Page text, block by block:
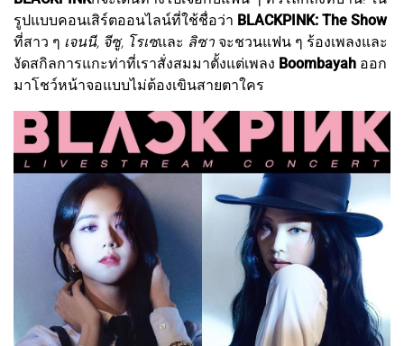
รูปแบบคอนเสิร์ตออนไลน์ที่ใช้ชื่อว่า BLACKPINK: The Show
ที่สาว ๆ เจนนี, จีซู, โรเซและ ลิซา จะชวนแฟน ๆ ร้องเพลงและ
งัดสกิลการแกะท่าที่เราสั่งสมมาตั้งแต่เพลง Boombayah ออก
มาโชว์หน้าจอแบบไม่ต้องเขินสายตาใคร